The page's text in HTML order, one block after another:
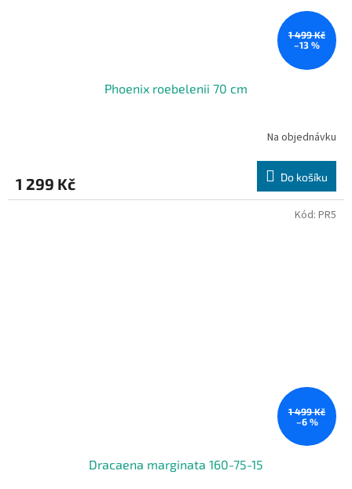
1 499 Kč
–13 %
Phoenix roebelenii 70 cm
Na objednávku
1 299 Kč Do košíku
1 499 Kč
–6 %
Dracaena marginata 160-75-15
Kód: PR5